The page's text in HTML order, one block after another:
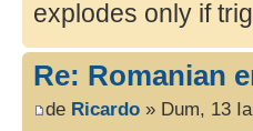
explodes only if
Re: Romanian
de Ricardo » Dum, 13